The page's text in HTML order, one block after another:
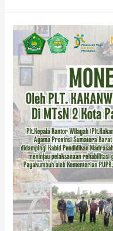
Plt.
Kakanwil
Kemenag
Sumatera
Barat
Lakukan
MONEV
di
MTsN
2
Kota
Payakumbuh